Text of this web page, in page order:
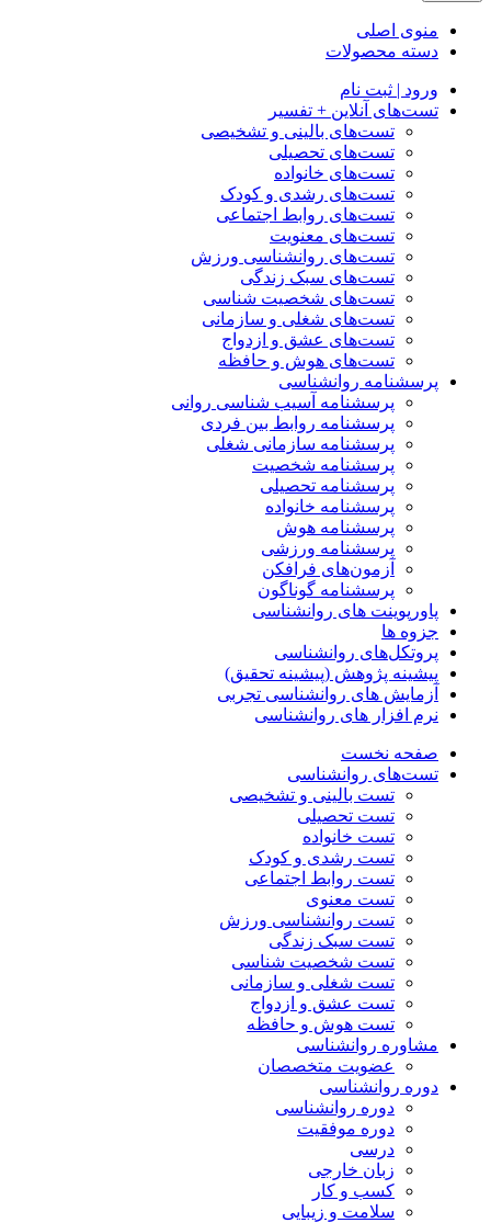
منوی اصلی
دسته محصولات
ورود | ثبت نام
تست‌های آنلاین + تفسیر
تست‌های بالینی و تشخیصی
تست‌های تحصیلی
تست‌های خانواده
تست‌های رشدی و کودک
تست‌های روابط اجتماعی
تست‌های معنویت
تست‌های روانشناسی ورزش
تست‌های سبک زندگی
تست‌های شخصیت شناسی
تست‌های شغلی و سازمانی
تست‌های عشق و ازدواج
تست‌های هوش و حافظه
پرسشنامه روانشناسی
پرسشنامه آسیب شناسی روانی
پرسشنامه روابط بین فردی
پرسشنامه سازمانی شغلی
پرسشنامه شخصیت
پرسشنامه تحصیلی
پرسشنامه خانواده
پرسشنامه هوش
پرسشنامه ورزشی
آزمون‌های فرافکن
پرسشنامه گوناگون
پاورپوینت های روانشناسی
جزوه ها
پروتکل‌های روانشناسی
پیشینه پژوهش (پیشینه تحقیق)
آزمایش های روانشناسی تجربی
نرم افزار های روانشناسی
صفحه نخست
تست‌های روانشناسی
تست بالینی و تشخیصی
تست تحصیلی
تست خانواده
تست رشدی و کودک
تست روابط اجتماعی
تست معنوی
تست روانشناسی ورزش
تست سبک زندگی
تست شخصیت شناسی
تست شغلی و سازمانی
تست عشق و ازدواج
تست هوش و حافظه
مشاوره روانشناسی
عضویت متخصصان
دوره روانشناسی
دوره روانشناسی
دوره موفقیت
درسی
زبان خارجی
کسب و کار
سلامت و زیبایی